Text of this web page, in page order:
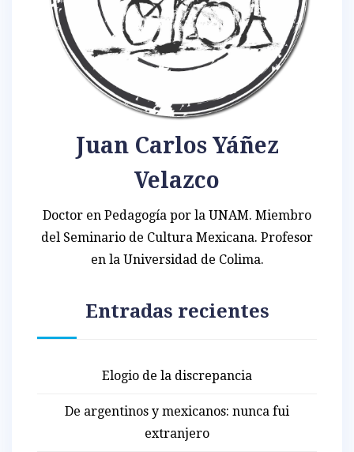
Juan Carlos Yáñez
Velazco
Doctor en Pedagogía por la UNAM. Miembro
del Seminario de Cultura Mexicana. Profesor
en la Universidad de Colima.
Entradas recientes
Elogio de la discrepancia
De argentinos y mexicanos: nunca fui
extranjero